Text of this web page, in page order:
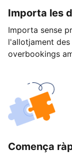
Importa les
Importa sense
l'allotjament
overbookings
Comença